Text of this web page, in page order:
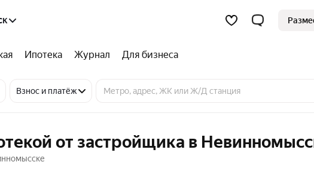
Ипотека Журнал Для бизнеса
Взнос и платёж
от застройщика в